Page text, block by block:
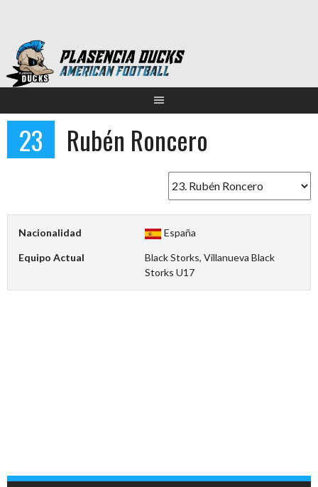
contenido
23 Rubén Roncero
Nacionalidad España
Equipo Actual
Black Storks, Villanueva Black
Storks U17